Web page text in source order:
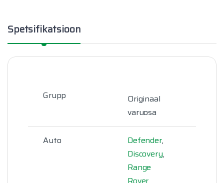
Spetsifikatsioon
Grupp
Originaal
varuosa
Auto Defender,
Discovery,
Range